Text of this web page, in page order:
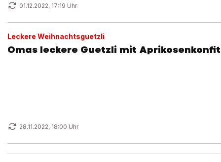
01.12.2022, 17:19 Uhr
Leckere Weihnachtsguetzli
Omas leckere Guetzli mit
28.11.2022, 18:00 Uhr